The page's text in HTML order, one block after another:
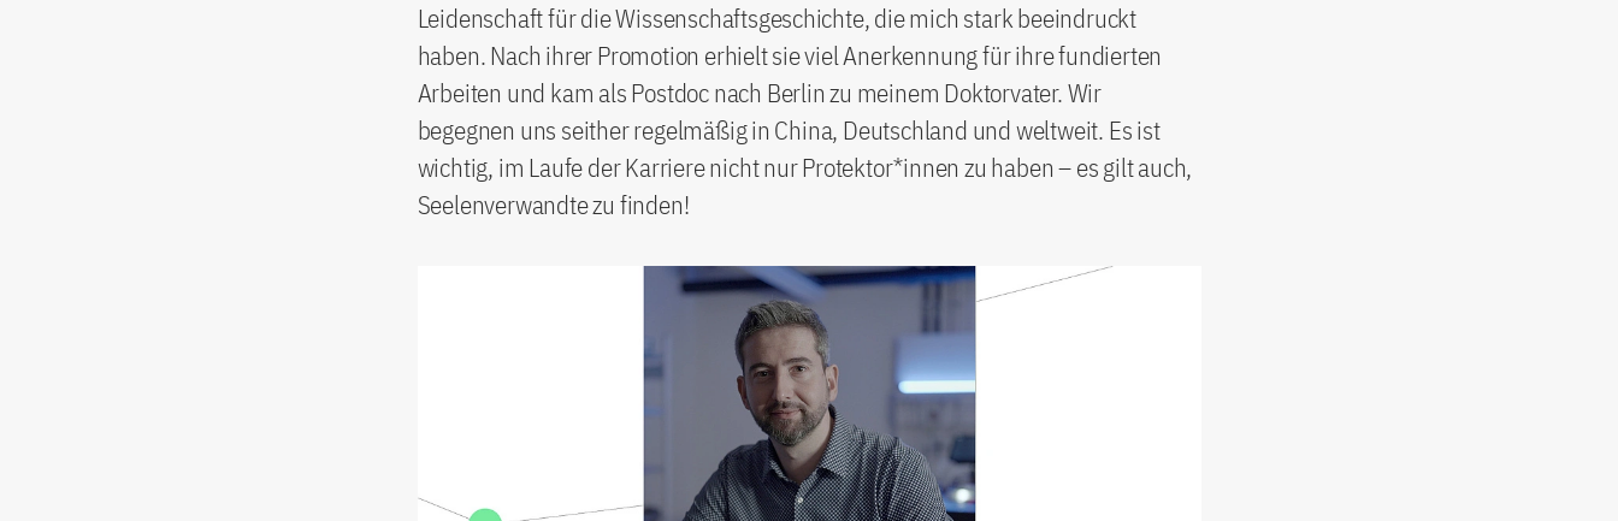
Leidenschaft für die Wissenschaftsgeschichte, die mich stark beeindruckt
haben. Nach ihrer Promotion erhielt sie viel Anerkennung für ihre fundierten
Arbeiten und kam als Postdoc nach Berlin zu meinem Doktorvater. Wir
begegnen uns seither regelmäßig in China, Deutschland und weltweit. Es ist
wichtig, im Laufe der Karriere nicht nur Protektor*innen zu haben – es gilt auch,
Seelenverwandte zu finden!